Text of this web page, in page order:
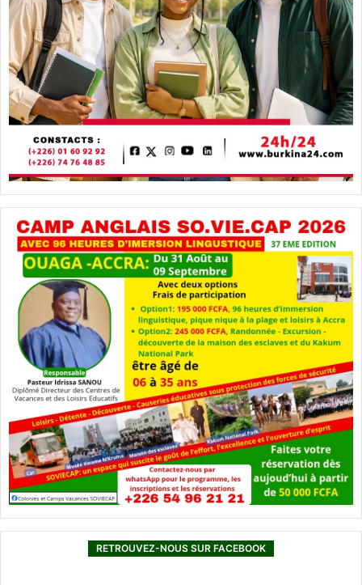
RETROUVEZ-NOUS SUR FACEBOOK